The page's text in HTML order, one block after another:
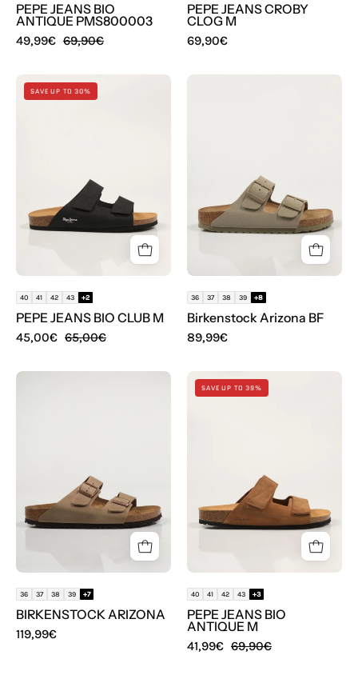
PEPE JEANS BIO
ANTIQUE PMS800003
49,99€ 69,90€
PEPE JEANS CROBY
CLOG M
69,90€
SANDALIAS
PEPE
M
en
color
SAVE UP TO 30%
40 41 42 43 +2
PEPE JEANS BIO CLUB M
45,00€ 65,00€
36 37 38 39 +8
Birkenstock Arizona BF
89,99€
36 37 38 39 +7
BIRKENSTOCK ARIZONA
119,99€
SANDALIAS
PEPE
M
en
color
SAVE UP TO 39%
40 41 42 43 +3
PEPE JEANS BIO
ANTIQUE M
41,99€ 69,90€